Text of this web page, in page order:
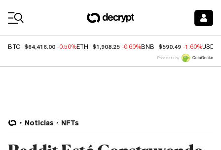
BTC $64,416.00 -0.50%ETH $1,908.25 -0.60%BNB $590.49 -1.60%USDC
Price data by
Noticias NFTs